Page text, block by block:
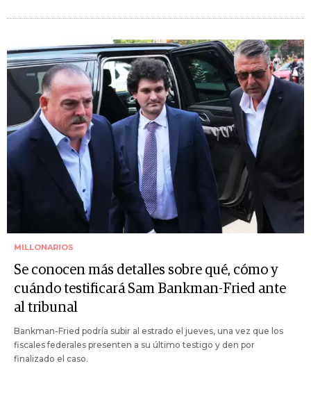
MILLONARIOS
Se conocen más detalles sobre qué, cómo y
cuándo testificará Sam Bankman-Fried ante
al tribunal
Bankman-Fried podría subir al estrado el jueves, una vez que los
fiscales federales presenten a su último testigo y den por
finalizado el caso.